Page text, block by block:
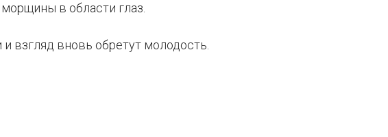
в области глаз.
взгляд вновь обретут молодость.